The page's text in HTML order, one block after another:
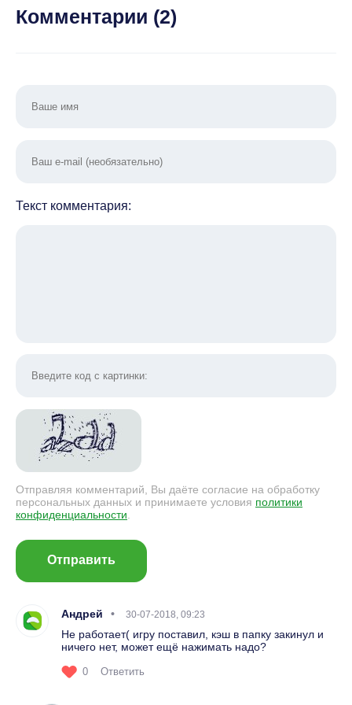
Комментарии (2)
Текст комментария:
Отправляя комментарий, Вы даёте согласие на обработку
персональных данных и принимаете условия политики
конфиденциальности.
Отправить
Андрей 30-07-2018, 09:23
Не работает( игру поставил, кэш в папку закинул и
ничего нет, может ещё нажимать надо?
0 Ответить